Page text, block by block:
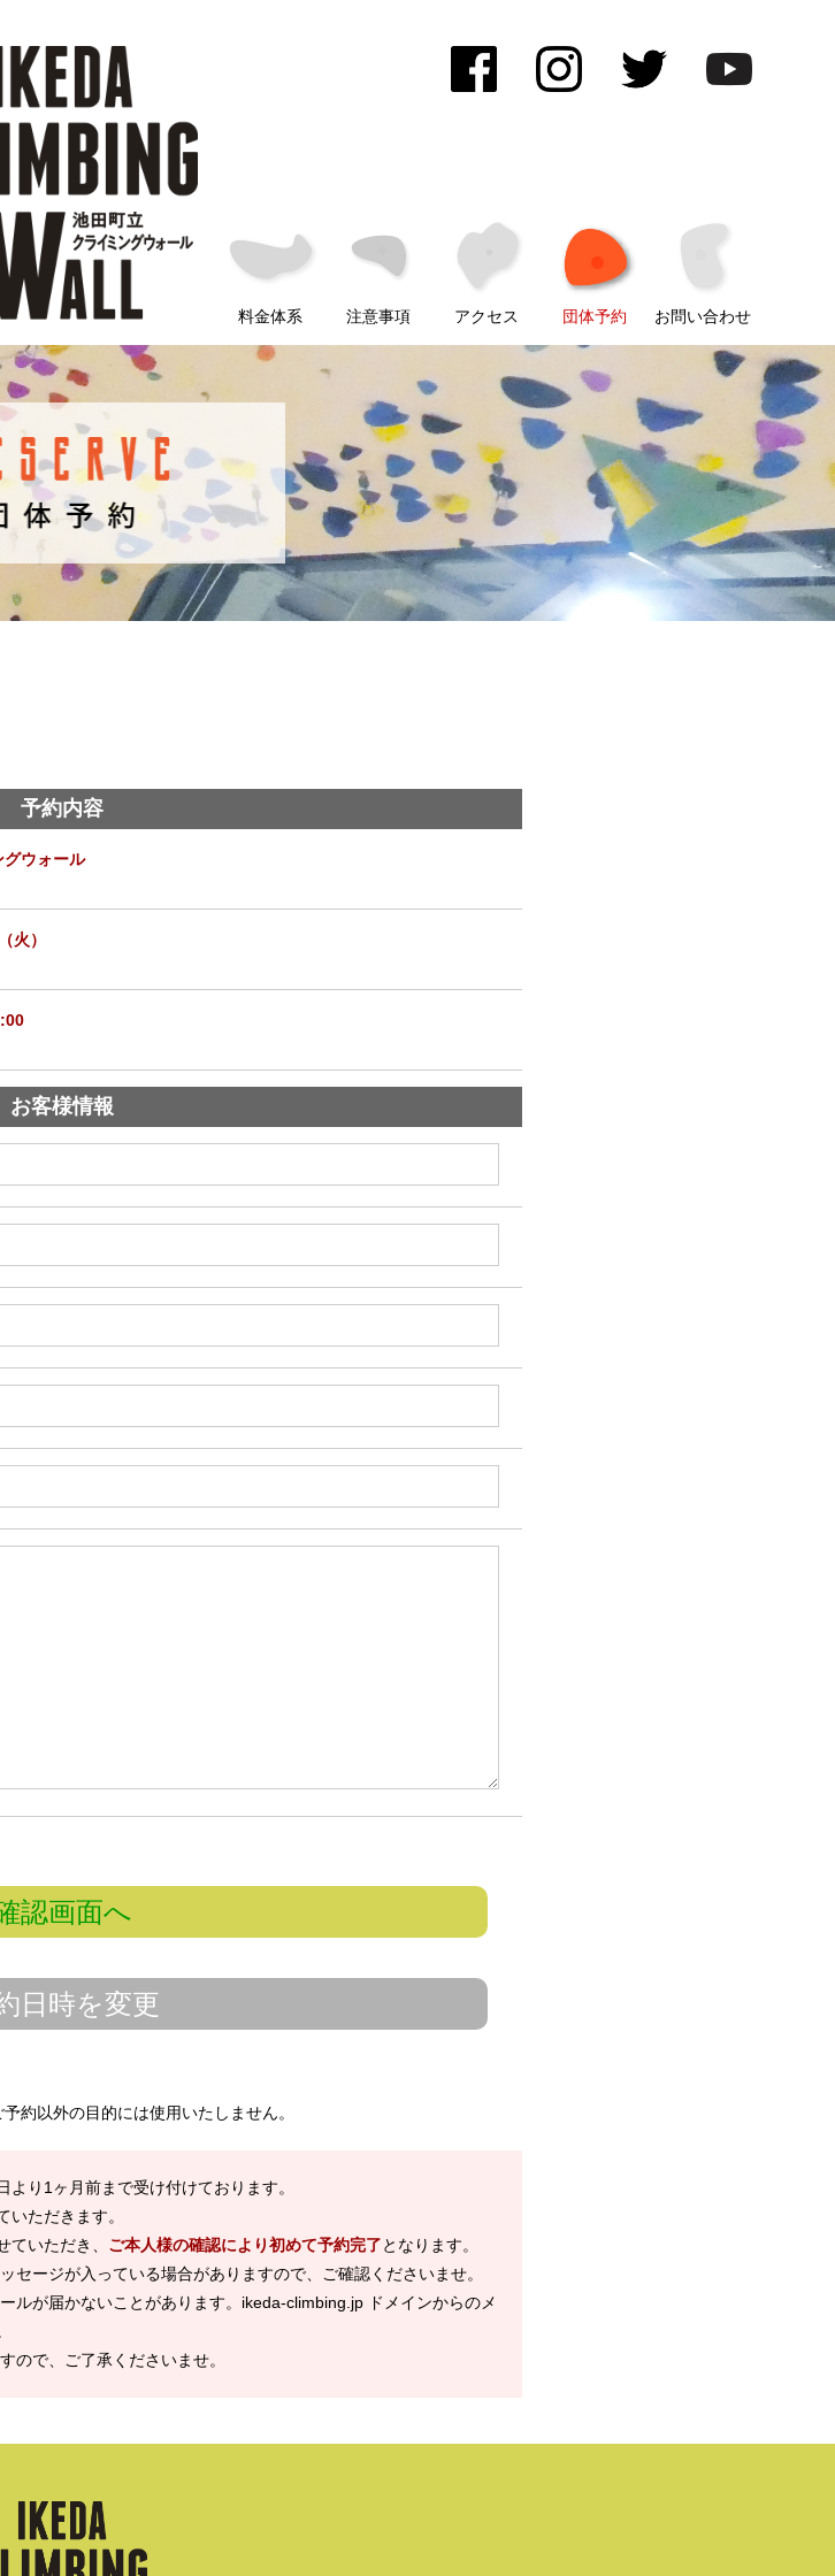
料金体系 注意事項 アクセス 団体予約 お問い合わせ
予約内容
グウォール
火）
お客様情報
認画面へ
日時を変更
約以外の目的には使用いたしません。
り1ヶ月前まで受け付けております。
いただきます。
ていただき、 ご本人様の確認により初めて予約完了となります。
ージが入っている場合がありますので、ご確認くださいませ。
が届かないことがあります。ikeda-climbing.jp ドメインからのメ
で、ご了承くださいませ。